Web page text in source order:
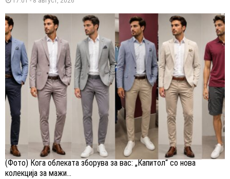
(Фото) Кога облеката зборува за вас: „Капитол“ со нова
колекција за мажи...